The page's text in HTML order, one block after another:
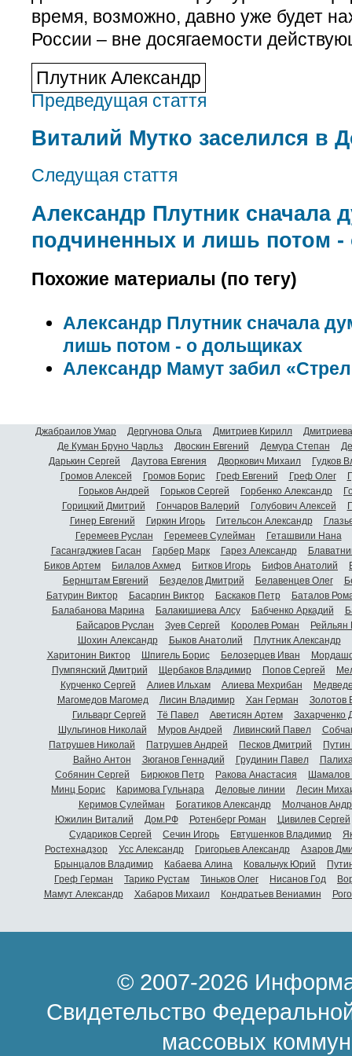
время, возможно, давно уже будет
России – вне досягаемости
Плутник Александр
Предведущая стаття
Виталий Мутко заселился в
Следущая стаття
Александр Плутник сначала
подчиненных и лишь потом -
Похожие материалы (по тегу)
Александр Плутник сначала
лишь потом - о дольщиках
Александр Мамут забил
Джабраилов Умар Дергунова Ольга Дмитриев Кирилл
Де Куман Бруно Чарльз
Двоскин Евгений Демура Степан
Дарькин Сергей
Даутова Евгения Дворкович Михаил
Гудков
Громов Алексей
Громов Борис Греф Евгений Греф Олег
Горьков Андрей
Горьков Сергей Горбенко Александр
Горицкий Дмитрий
Гончаров Валерий Голубович Алексей
Гинер Евгений
Гиркин Игорь Гительсон Александр
Геремеев Руслан
Геремеев Сулейман
Геташвили Нана
Гасангаджиев Гасан
Гарбер Марк Гарез Александр
Биков Артем
Билалов Ахмед Битков Игорь Бифов Анатолий
Бернштам Евгений
Безделов Дмитрий Белавенцев Олег
Батурин Виктор
Басаргин Виктор Баскаков Петр
Баталов
Балабанова Марина
Балакишиева Алсу Бабченко Аркадий
Байсаров Руслан
Зуев Сергей Королев Роман
Шохин Александр
Быков Анатолий Плутник Александр
Харитонин Виктор
Шпигель Борис Белозерцев Иван
Пумпянский Дмитрий
Щербаков Владимир Попов Сергей
Курченко Сергей
Алиев Ильхам Алиева Мехрибан
Магомедов Магомед
Лисин Владимир Хан Герман
Золотов
Гильварг Сергей
Тё Павел Аветисян Артем
Захарченко
Шульгинов Николай
Муров Андрей Ливинский Павел
Патрушев Николай
Патрушев Андрей Песков Дмитрий
Вайно Антон
Зюганов Геннадий Грудинин Павел
Собянин Сергей
Бирюков Петр Ракова Анастасия
Шамалов
Минц Борис
Каримова Гульнара Деловые линии
Лесин
Керимов Сулейман
Богатиков Александр
Молчанов
Южилин Виталий
Дом.РФ Ротенберг Роман
Цивилев Сергей
Судариков Сергей
Сечин Игорь Евтушенков Владимир
Ростехнадзор
Усс Александр Григорьев Александр
Азаров
Брынцалов Владимир
Кабаева Алина Ковальчук Юрий
Греф Герман
Тарико Рустам Тиньков Олег Нисанов Год
Мамут Александр
Хабаров Михаил Кондратьев Вениамин
© 2007-2026
Свидетельство
массовых